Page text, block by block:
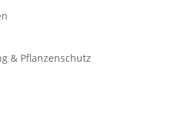
& Pflanzenschutz